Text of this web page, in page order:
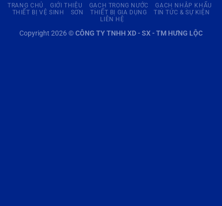
TRANG CHỦ GIỚI THIỆU GẠCH TRONG NƯỚC
GẠCH NHẬP KHẨU
THIẾT BỊ VỆ SINH
SƠN THIẾT BỊ GIA DỤNG
TIN TỨC & SỰ KIỆN
LIÊN HỆ
Copyright 2026 ©CÔNG TY TNHH XD - SX - TM HƯNG LỘC